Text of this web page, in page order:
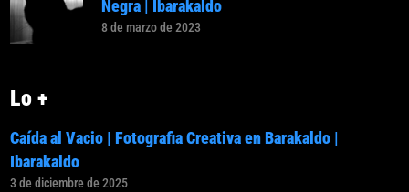
Negra | Ibarakaldo
8 de marzo de 2023
Lo +
Caída al Vacio | Fotografia Creativa en Barakaldo |
Ibarakaldo
3 de diciembre de 2025